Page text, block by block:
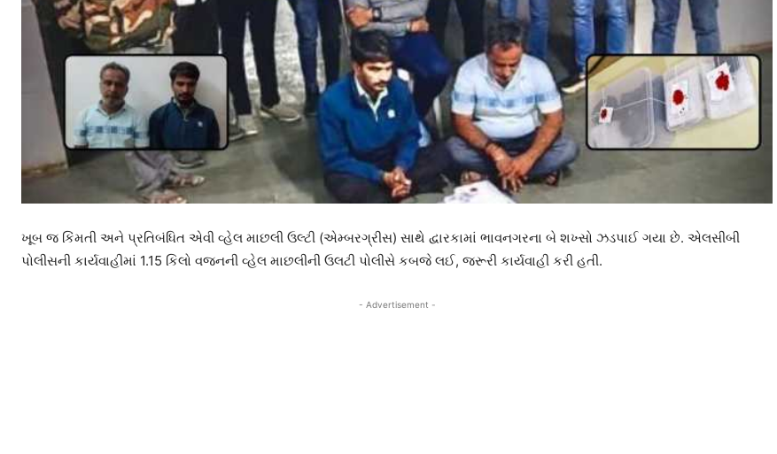
ખૂબ જ કિંમતી અને પ્રતિબંધિત એવી વ્હેલ માછલી ઉલ્ટી (એમ્બરગ્રીસ) સાથે દ્વારકામાં ભાવનગરના બે શખ્સો ઝડપાઈ ગયા છે. એલસીબી
પોલીસની કાર્યવાહીમાં 1.15 કિલો વજનની વ્હેલ માછલીની ઉલટી પોલીસે કબજે લઈ, જરૂરી કાર્યવાહી કરી હતી.
- Advertisement -